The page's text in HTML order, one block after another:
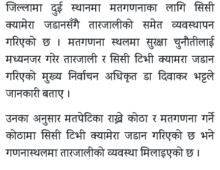
जिल्लामा दुई स्थानमा मतगणनाका लागि सिसी
क्यामेरा जडानसँगै तारजालीको समेत व्यवस्थापन
गरिएको छ । मतगणना स्थलमा सुरक्षा चुनौतीलाई
मध्यनजर गरेर तारजाली र सिसी टिभी क्यामरा जडान
गरिएको मुख्य निर्वाचन अधिकृत डा दिवाकर भट्टले
जानकारी बताए ।
उनका अनुसार मतपेटिका राख्ने कोठा र मतगणना गर्ने
कोठामा सिसी टिभी क्यामेरा जडान गरिएको छ भने
गणनास्थलमा तारजालीको व्यवस्था मिलाइएको छ ।